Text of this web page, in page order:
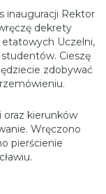
inauguracji Rektor
dekrety
Uczelni,
Cieszę
zdobywać
kierunków
Wręczono
pierścienie